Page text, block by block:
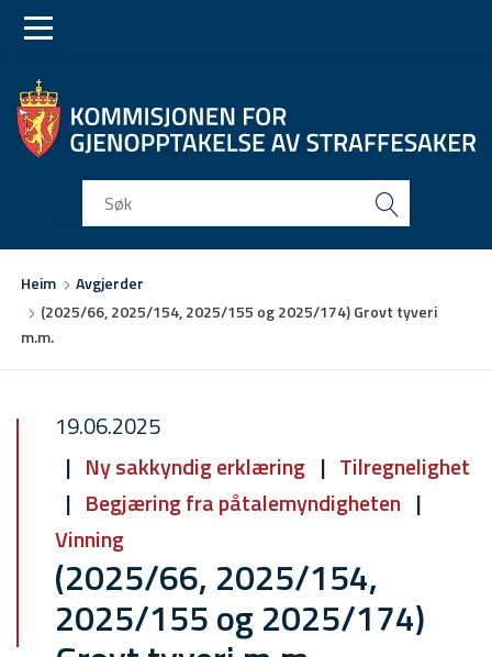
to
to
her
Heim
Avgjerder
(2025/66, 2025/154, 2025/155 og 2025/174) Grovt tyveri
m.m.
19.06.2025
Ny sakkyndig erklæring
Tilregnelighet
Begjæring fra påtalemyndigheten
Vinning
(2025/66, 2025/154,
2025/155 og 2025/174)